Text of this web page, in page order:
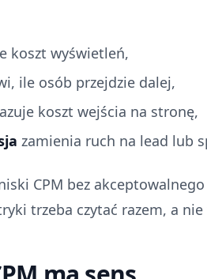
koszt wyświetleń,
ile osób przejdzie dalej,
koszt wejścia na stronę,
zamienia ruch na lead lub
CPM bez
trzeba czytać razem, a